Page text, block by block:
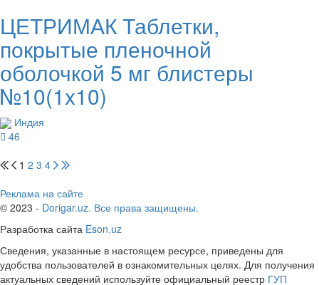
ЦЕТРИМАК Таблетки,
покрытые пленочной
оболочкой 5 мг блистеры
№10(1x10)
Индия
46
1 2 3 4
Реклама на сайте
© 2023 - Dorigar.uz. Все права защищены.
Разработка сайта Eson.uz
Сведения, указанные в настоящем ресурсе, приведены для
удобства пользователей в ознакомительных целях. Для получения
актуальных сведений используйте официальный реестр ГУП